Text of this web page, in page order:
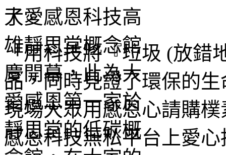
了。
「用科技將『垃圾 (放錯
品，同時見證了環保的
現場大眾用感恩心請購
感恩科技無私平台上愛